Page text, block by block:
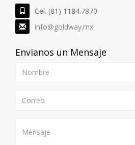
Locales Comerciales en Venta
MXN
Cel. (81) 1184.7870
info@goldway.mx
Envianos un Mensaje